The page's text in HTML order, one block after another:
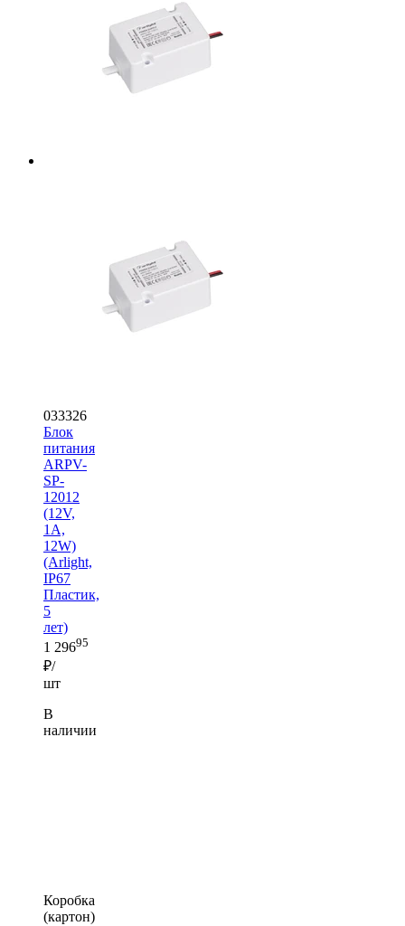
033326
Блок
питания
ARPV-
SP-
12012
(12V,
1A,
12W)
(Arlight,
IP67
Пластик,
5
лет)
1 29695
₽/
шт
В
наличии
Коробка
(картон)